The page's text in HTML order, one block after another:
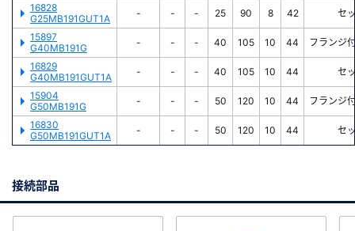
16828
G25MB191GUT1A
- - - 25 90 8 42
セ
15897
G40MB191G
- - - 40 105 10 44
フランジ
16829
G40MB191GUT1A
- - - 40 105 10 44
セ
15904
G50MB191G
- - - 50 120 10 44
フランジ
16830
G50MB191GUT1A
- - - 50 120 10 44 セ
接続部品